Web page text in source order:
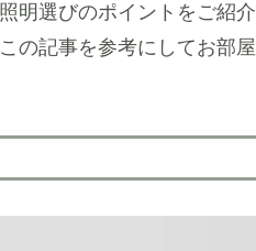
明選びのポイントをご紹介
の記事を参考にしてお部屋